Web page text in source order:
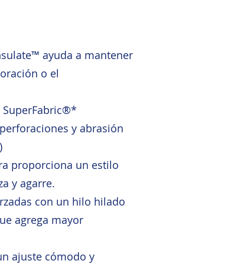
ayuda a mantener
o el
SuperFabric®*
y abrasión
proporciona un estilo
y agarre.
con un hilo hilado
agrega mayor
ajuste cómodo y